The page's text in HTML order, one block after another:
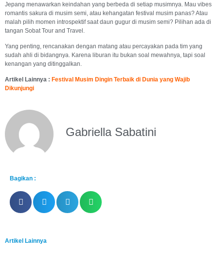
Jepang menawarkan keindahan yang berbeda di setiap musimnya. Mau vibes
romantis sakura di musim semi, atau kehangatan festival musim panas? Atau
malah pilih momen introspektif saat daun gugur di musim semi? Pilihan ada di
tangan Sobat Tour and Travel.
Yang penting, rencanakan dengan matang atau percayakan pada tim yang
sudah ahli di bidangnya. Karena liburan itu bukan soal mewahnya, tapi soal
kenangan yang ditinggalkan.
Artikel Lainnya : Festival Musim Dingin Terbaik di Dunia yang Wajib
Dikunjungi
Gabriella Sabatini
Bagikan :
Artikel Lainnya